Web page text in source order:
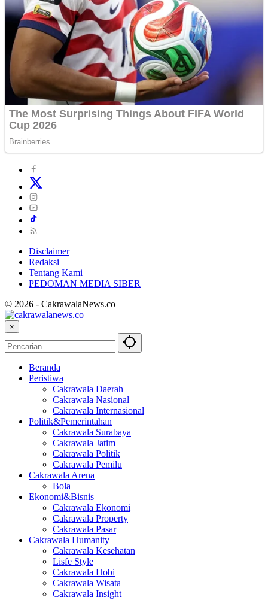
Disclaimer
Redaksi
Tentang Kami
PEDOMAN MEDIA SIBER
© 2026 - CakrawalaNews.co
×
Beranda
Peristiwa
Cakrawala Daerah
Cakrawala Nasional
Cakrawala Internasional
Politik&Pemerintahan
Cakrawala Surabaya
Cakrawala Jatim
Cakrawala Politik
Cakrawala Pemilu
Cakrawala Arena
Bola
Ekonomi&Bisnis
Cakrawala Ekonomi
Cakrawala Property
Cakrawala Pasar
Cakrawala Humanity
Cakrawala Kesehatan
Lisfe Style
Cakrawala Hobi
Cakrawala Wisata
Cakrawala Insight